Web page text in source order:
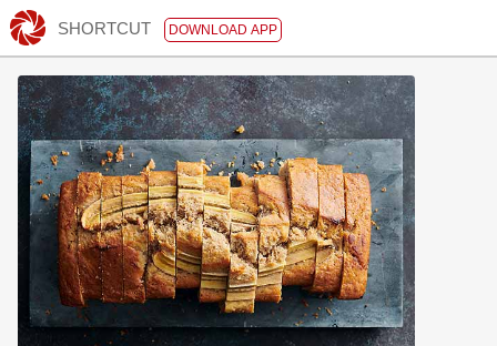
SHORTCUT DOWNLOAD APP